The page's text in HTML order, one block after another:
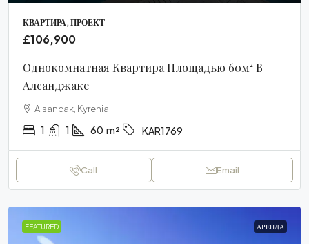
КВАРТИРА, ПРОЕКТ
£106,900
Однокомнатная Квартира Площадью 60м² В
Алсанджаке
Alsancak, Kyrenia
1 1 60 m² KAR1769
Call Email
FEATURED АРЕНДА